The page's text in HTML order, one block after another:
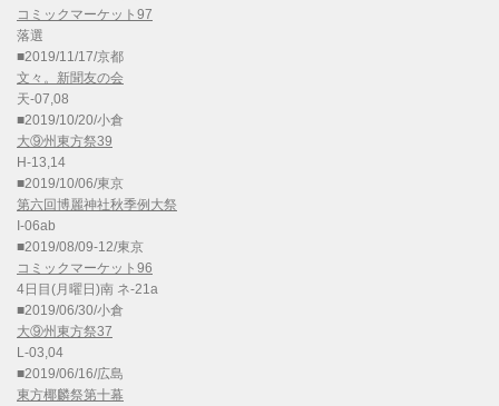
コミックマーケット97
落選
■2019/11/17/京都
文々。新聞友の会
天-07,08
■2019/10/20/小倉
大⑨州東方祭39
H-13,14
■2019/10/06/東京
第六回博麗神社秋季例大祭
I-06ab
■2019/08/09-12/東京
コミックマーケット96
4日目(月曜日)南 ネ-21a
■2019/06/30/小倉
大⑨州東方祭37
L-03,04
■2019/06/16/広島
東方椰麟祭第十幕